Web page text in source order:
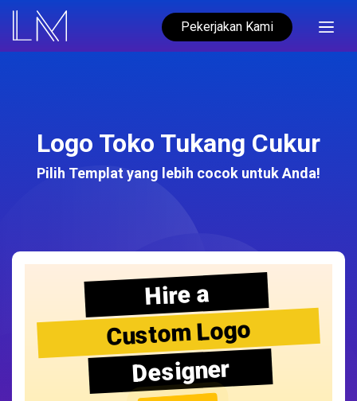
Pekerjakan Kami
Logo Toko Tukang Cukur
Pilih Templat yang lebih cocok untuk Anda!
Hire a
Custom Logo
Designer